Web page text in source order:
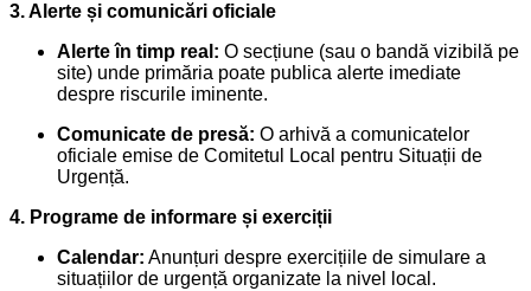
3. Alerte și comunicări oficiale
Alerte în timp real: O secțiune (sau o bandă vizibilă pe
site) unde primăria poate publica alerte imediate
despre riscurile iminente.
Comunicate de presă: O arhivă a comunicatelor
oficiale emise de Comitetul Local pentru Situații de
Urgență.
4. Programe de informare și exerciții
Calendar: Anunțuri despre exercițiile de simulare a
situațiilor de urgență organizate la nivel local.